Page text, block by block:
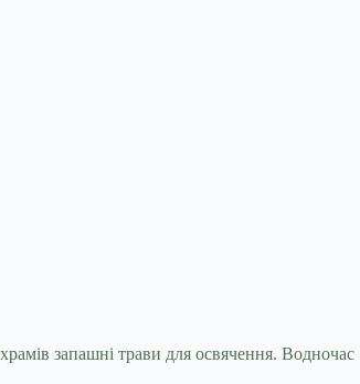
запашні трави для освячення. Водночас